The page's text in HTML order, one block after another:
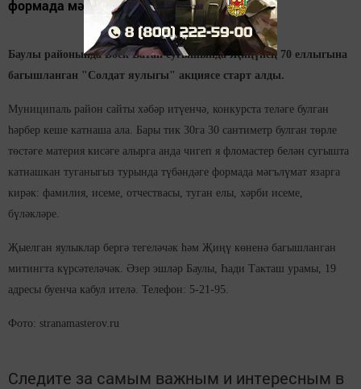
формада мәгълүмат язарга...
Баулы районында Бөек Ватан сугышында Җиңүнең 70 еллыгына
багышланган "Солдат яулыгы" акциясе старт алды.
Муниципаль район сайты хәбәр итүенчә, конкурста теләге булган
һәрбер кеше катнаша ала. Бары тик 30га 30 сантиметр булган төрле
төстәге материя кисәге алырга анда чигеп я фломастер белән сугышта
катнашкан туганыгыз турында түбәндәге формада мәгълүмат язарга
кирәк: фамилия, исеме, отчествасы, туган елы, хәрби исеме,
бүләкләре.
Җыелган яулыклар бергә тегеләчәк һәм Җиңү көненә багышланган
митингта күрсәтеләчәк. Әзер эшләр Баулы, Һади Такташ урамы, 19
адресы буенча кабул ителә. Телефон: 5-21-95.
Фото: stranamasterov.ru
Следите за самым важным и интересным в